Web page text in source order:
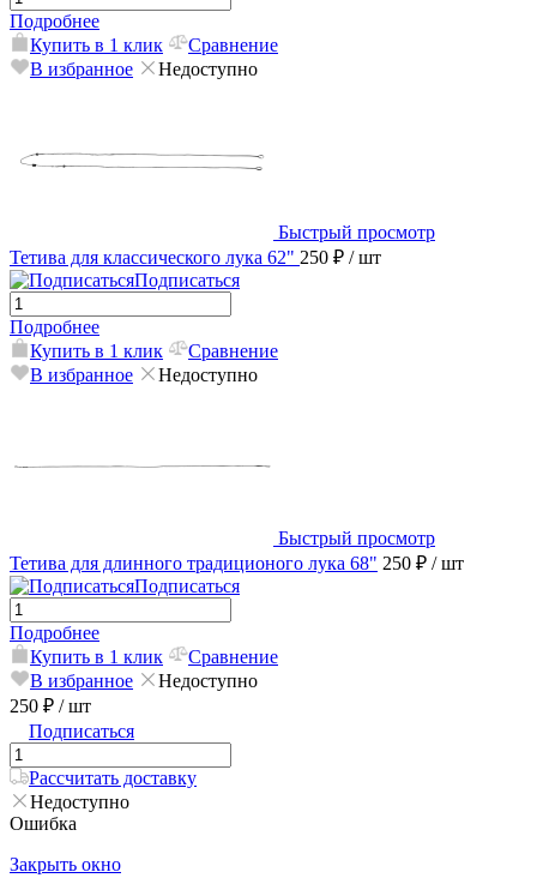
Подробнее
Купить в 1 клик
Сравнение
В избранное
Недоступно
Быстрый просмотр
Тетива для классического лука 62" 250 ₽ / шт
Подписаться
Подробнее
Купить в 1 клик
Сравнение
В избранное
Недоступно
Быстрый просмотр
Тетива для длинного традиционого лука 68" 250 ₽ / шт
Подписаться
Подробнее
Купить в 1 клик
Сравнение
В избранное
Недоступно
250 ₽ / шт
Подписаться
Рассчитать доставку
Недоступно
Ошибка
Закрыть окно